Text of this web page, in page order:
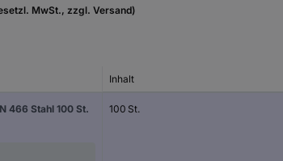
MwSt., zzgl. Versand)
Inhalt
466 Stahl 100 St. 100 St.